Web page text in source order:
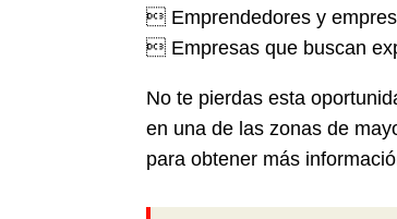
 Emprendedores y
 Empresas que buscan
No te pierdas esta
en una de las zonas de
para obtener más